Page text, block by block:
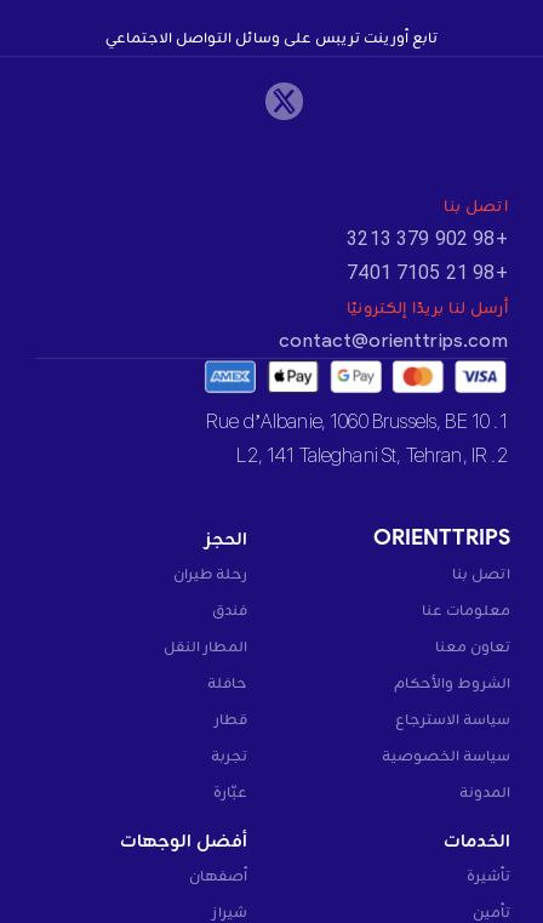
تابع أورينت تريبس على وسائل التواصل الاجتماعي
اتصل بنا
+98 902 379 3213
+98 21 7105 7401
أرسل لنا بريدًا إلكترونيًا
contact@orienttrips.com
1. 10 Rue d’Albanie, 1060 Brussels, BE
2. L2, 141 Taleghani St, Tehran, IR
ORIENTTRIPS
اتصل بنا
معلومات عنا
تعاون معنا
الشروط والأحكام
سياسة الاسترجاع
سياسة الخصوصية
المدونة
الحجز
رحلة طيران
فندق
المطار النقل
حافلة
قطار
تجربة
عبّارة
الخدمات
تأشيرة
تأمين
أفضل الوجهات
أصفهان
شيراز